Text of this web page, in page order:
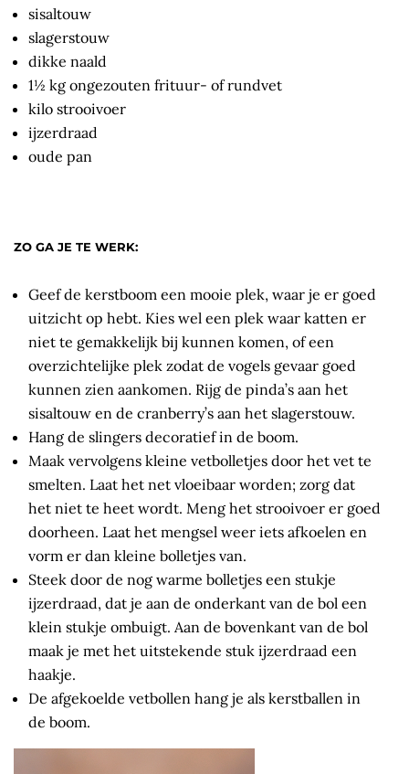
sisaltouw
slagerstouw
dikke naald
1½ kg ongezouten frituur- of rundvet
kilo strooivoer
ijzerdraad
oude pan
ZO GA JE TE WERK:
Geef de kerstboom een mooie plek, waar je er goed
uitzicht op hebt. Kies wel een plek waar katten er
niet te gemakkelijk bij kunnen komen, of een
overzichtelijke plek zodat de vogels gevaar goed
kunnen zien aankomen. Rijg de pinda’s aan het
sisaltouw en de cranberry’s aan het slagerstouw.
Hang de slingers decoratief in de boom.
Maak vervolgens kleine vetbolletjes door het vet te
smelten. Laat het net vloeibaar worden; zorg dat
het niet te heet wordt. Meng het strooivoer er goed
doorheen. Laat het mengsel weer iets afkoelen en
vorm er dan kleine bolletjes van.
Steek door de nog warme bolletjes een stukje
ijzerdraad, dat je aan de onderkant van de bol een
klein stukje ombuigt. Aan de bovenkant van de bol
maak je met het uitstekende stuk ijzerdraad een
haakje.
De afgekoelde vetbollen hang je als kerstballen in
de boom.